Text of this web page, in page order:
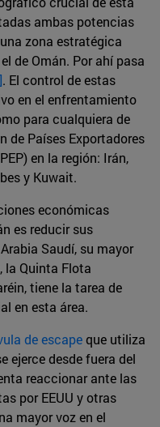
ambas potencias
zona estratégica
de Omán. Por ahí pasa
. El control de estas
en el enfrentamiento
para cualquiera de
de Países Exportadores
en la región: Irán,
y Kuwait.
económicas
es reducir sus
Saudí, su mayor
la Quinta Flota
tiene la tarea de
en esta área.
de escapeque utiliza
ejerce desde fuera del
reaccionar ante las
por EEUU y otras
mayor voz en el